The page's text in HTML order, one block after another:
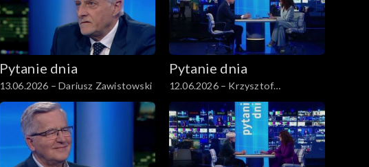
Pytanie dnia
13.06.2026 – Dariusz Zawistowski
Pytanie dnia
12.06.2026 – Krzysztof
Gawkowski